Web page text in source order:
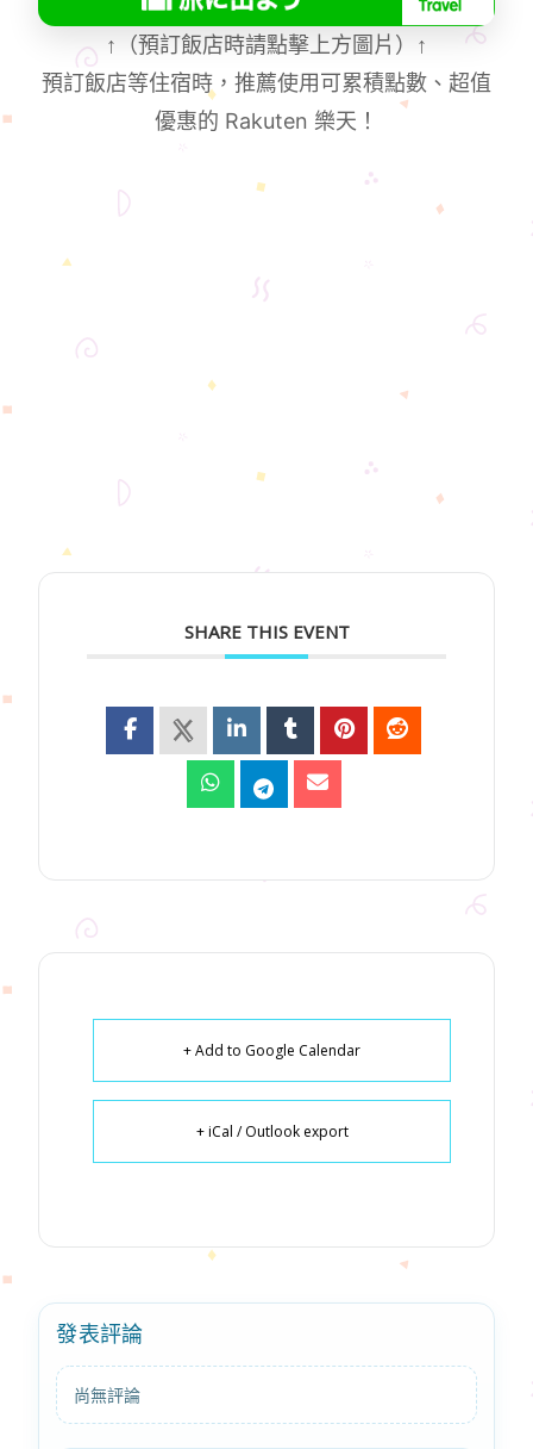
↑ （預訂飯店時請點擊上方圖片） ↑
預訂飯店等住宿時，推薦使用可累積點數、超值
優惠的 Rakuten 樂天！
SHARE THIS EVENT
+ Add to Google Calendar
+ iCal / Outlook export
發表評論
尚無評論